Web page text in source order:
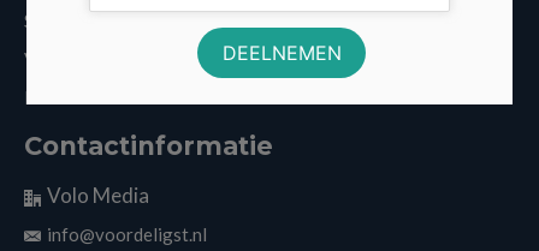
Sitemap
Vergelijkers
Nieuws
Contactinformatie
Volo Media
info@voordeligst.nl